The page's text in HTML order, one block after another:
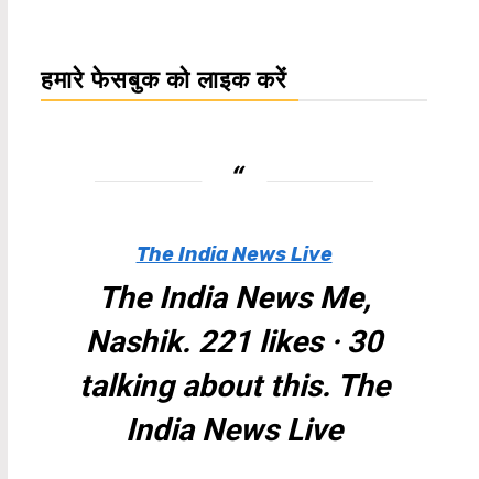
हमारे फेसबुक को लाइक करें
The India News Live
The India News Me,
Nashik. 221 likes · 30
talking about this. The
India News Live